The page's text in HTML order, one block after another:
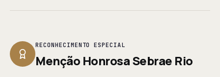
RECONHECIMENTO ESPECIAL
Menção Honrosa Sebrae Rio